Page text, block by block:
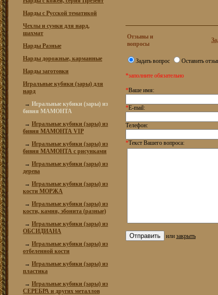
Нарды с Русской тематикой
Чехлы и сумки для нард,
шахмат
Нарды Разные
Нарды дорожные, карманные
Нарды заготовки
Игральные кубики (зары) для
нард
→ Игральные кубики (зары) из
бивня МАМОНТА
→ Игральные кубики (зары) из
бивня МАМОНТА VIP
→ Игральные кубики (зары) из
бивня МАМОНТА с рисунками
→ Игральные кубики (зары) из
дерева
→ Игральные кубики (зары) из
кости МОРЖА
→ Игральные кубики (зары) из
кости, камня, эбонита (разные)
→ Игральные кубики (зары) из
ОБСИДИАНА
→ Игральные кубики (зары) из
отбеленной кости
→ Игральные кубики (зары) из
пластика
→ Игральные кубики (зары) из
СЕРЕБРА и других металлов
Отзывы и
вопросы
Задать вопрос Оставить
*заполните обязательно
*Ваше имя:
*E-mail:
Телефон:
*Текст Вашего вопроса:
или закрыть